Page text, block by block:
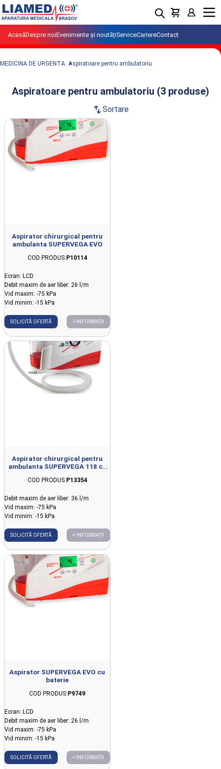
AcasăDespre noiEvenimente și noutățiServiceCariereContact
Menu
MEDICINA DE URGENTA Aspiratoare pentru ambulatoriu
Aspiratoare pentru ambulatoriu (3 produse)
swap_vertSortare
Produse din clasa Aspiratoare pentru
ambulatoriu importate si distribuite de
LIAMED.
Aspirator chirurgical pentru
ambulanta SUPERVEGA EVO
COD PRODUS:P10114
Ecran: LCD
Debit maxim de aer liber: 26 l/m
Vid maxim: -75 kPa
Vid minim: -15 kPa
SOLICITĂ OFERTĂ + INFORMAȚII
Aspirator chirurgical pentru
ambulanta SUPERVEGA 118 cu
COD PRODUS:P13354
Debit maxim de aer liber: 36 l/m
Vid maxim: -75 kPa
Vid minim: -15 kPa
SOLICITĂ OFERTĂ + INFORMAȚII
Aspirator SUPERVEGA EVO cu
baterie
COD PRODUS:P9749
Ecran: LCD
Debit maxim de aer liber: 26 l/m
Vid maxim: -75 kPa
Vid minim: -15 kPa
SOLICITĂ OFERTĂ + INFORMAȚII